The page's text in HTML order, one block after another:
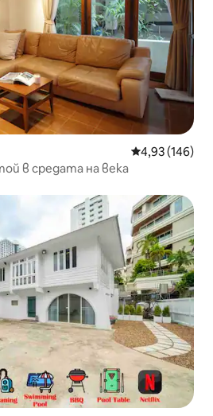
Средна
4,93 (146)
в средата на века